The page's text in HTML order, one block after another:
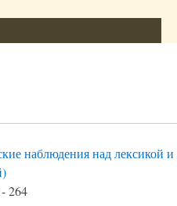
наблюдения над лексикой
264